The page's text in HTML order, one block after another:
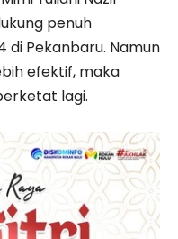
penuh
di Pekanbaru. Namun
efektif, maka
lagi.